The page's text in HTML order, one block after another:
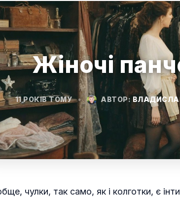
Жіночі
11 РОКІВ ТОМУ • АВТОР:
чулки, так само, як і колготки, є